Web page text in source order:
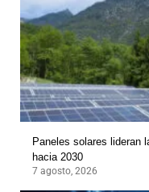
Paneles solares lideran
hacia 2030
7 agosto, 2026